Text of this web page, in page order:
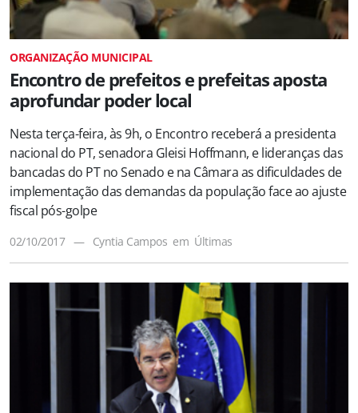
ORGANIZAÇÃO MUNICIPAL
Encontro de prefeitos e prefeitas aposta
aprofundar poder local
Nesta terça-feira, às 9h, o Encontro receberá a presidenta
nacional do PT, senadora Gleisi Hoffmann, e lideranças das
bancadas do PT no Senado e na Câmara as dificuldades de
implementação das demandas da população face ao ajuste
fiscal pós-golpe
02/10/2017 — Cyntia Campos em Últimas